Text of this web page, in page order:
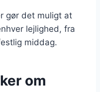
gør det muligt at
lejlighed, fra
middag.
om